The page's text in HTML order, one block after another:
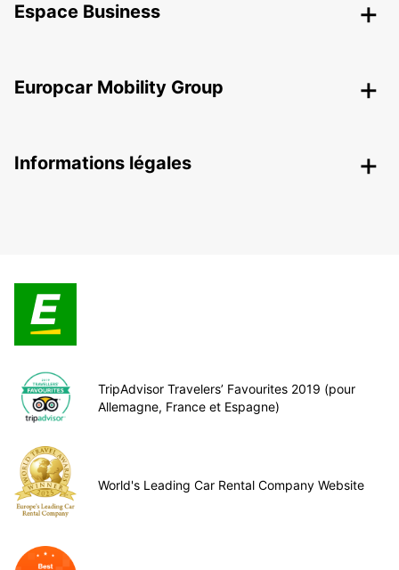
Espace Business
Europcar Mobility Group
Informations légales
TripAdvisor Travelers’ Favourites 2019 (pour
Allemagne, France et Espagne)
World's Leading Car Rental Company Website